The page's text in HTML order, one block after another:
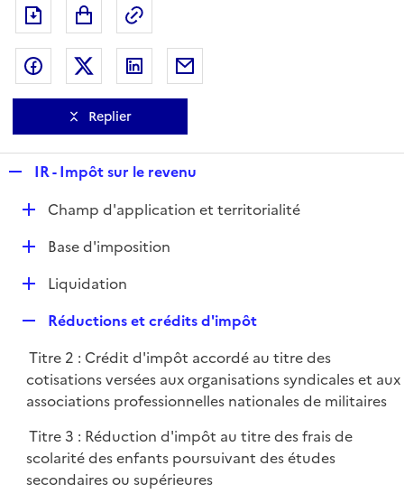
Exporter le document au format pdf
Partager sur Facebook
Partager sur Twitter
Partager sur LinkedIn
Replier
p
l
i
e
IR - Impôt sur le revenu
DChamp d'application et territorialité
D
e
r
Base d'imposition
D
l
i
e
r
Liquidation
p
l
i
e
Réductions et crédits d'impôt
Titre 2 : Crédit d'impôt accordé au titre des
cotisations versées aux organisations syndicales et aux
associations professionnelles nationales de militaires
Titre 3 : Réduction d'impôt au titre des frais de
scolarité des enfants poursuivant des études
secondaires ou supérieures